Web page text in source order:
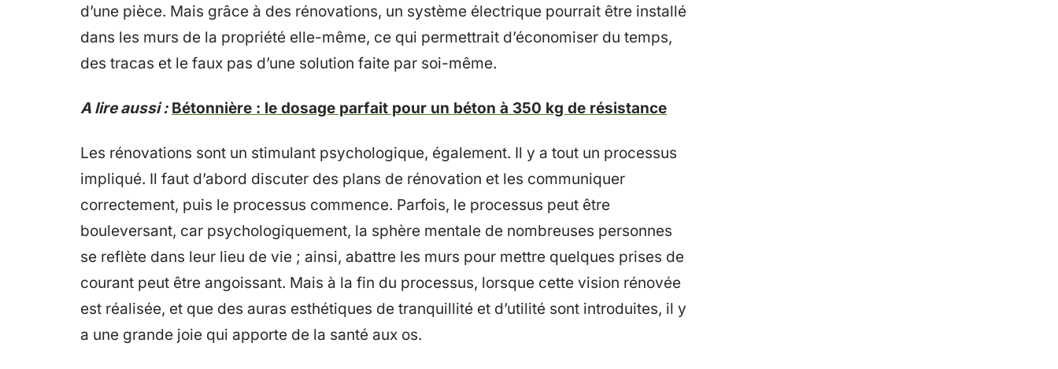
d’une pièce. Mais grâce à des rénovations, un système électrique pourrait être installé
dans les murs de la propriété elle-même, ce qui permettrait d’économiser du temps,
des tracas et le faux pas d’une solution faite par soi-même.
A lire aussi : Bétonnière : le dosage parfait pour un béton à 350 kg de résistance
Les rénovations sont un stimulant psychologique, également. Il y a tout un processus
impliqué. Il faut d’abord discuter des plans de rénovation et les communiquer
correctement, puis le processus commence. Parfois, le processus peut être
bouleversant, car psychologiquement, la sphère mentale de nombreuses personnes
se reflète dans leur lieu de vie ; ainsi, abattre les murs pour mettre quelques prises de
courant peut être angoissant. Mais à la fin du processus, lorsque cette vision rénovée
est réalisée, et que des auras esthétiques de tranquillité et d’utilité sont introduites, il y
a une grande joie qui apporte de la santé aux os.